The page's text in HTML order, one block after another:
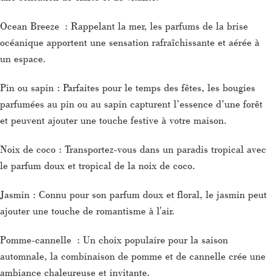
Ocean Breeze : Rappelant la mer, les parfums de la brise
océanique apportent une sensation rafraîchissante et aérée à
un espace.
Pin ou sapin : Parfaites pour le temps des fêtes, les bougies
parfumées au pin ou au sapin capturent l’essence d’une forêt
et peuvent ajouter une touche festive à votre maison.
Noix de coco : Transportez-vous dans un paradis tropical avec
le parfum doux et tropical de la noix de coco.
Jasmin : Connu pour son parfum doux et floral, le jasmin peut
ajouter une touche de romantisme à l'air.
Pomme-cannelle : Un choix populaire pour la saison
automnale, la combinaison de pomme et de cannelle crée une
ambiance chaleureuse et invitante.